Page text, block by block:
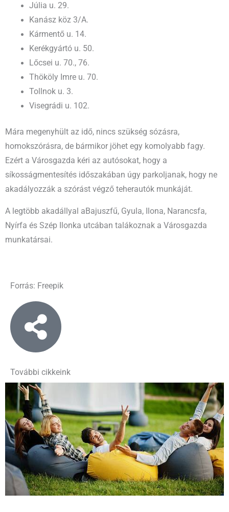
Júlia u. 29.
Kanász köz 3/A.
Kármentő u. 14.
Kerékgyártó u. 50.
Lőcsei u. 70., 76.
Thököly Imre u. 70.
Tollnok u. 3.
Visegrádi u. 102.
Mára megenyhült az idő, nincs szükség sózásra,
homokszórásra, de bármikor jöhet egy komolyabb fagy.
Ezért a Városgazda kéri az autósokat, hogy a
síkosságmentesítés időszakában úgy parkoljanak, hogy ne
akadályozzák a szórást végző teherautók munkáját.
A legtöbb akadállyal aBajuszfű, Gyula, Ilona, Narancsfa,
Nyírfa és Szép Ilonka utcában talákoznak a Városgazda
munkatársai.
Forrás: Freepik
További cikkeink